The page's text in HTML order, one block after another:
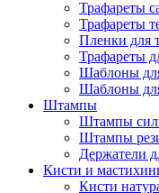
Трафареты
Трафареты
Пленки для
Трафареты
Шаблоны
Шаблоны
Штампы
Штампы
Штампы
Держатели
Кисти и
Кисти